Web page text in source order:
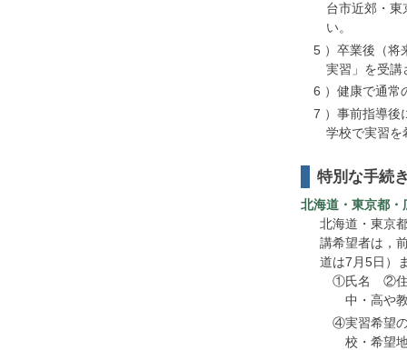
台市近郊・
い。
5 ）卒業後（将
実習」を受講
6 ）健康で通常
7 ）事前指導後
学校で実習を
特別な手続
北海道・東京都
北海道・東京
講希望者は，
道は7月5日）
①氏名 ②住
中・高や
④実習希望
校・希望